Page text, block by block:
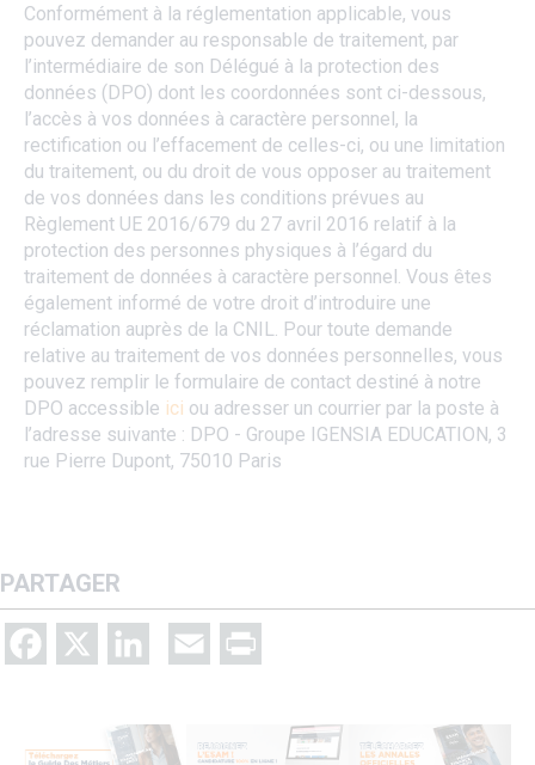
Conformément à la réglementation applicable, vous
pouvez demander au responsable de traitement, par
l’intermédiaire de son Délégué à la protection des
données (DPO) dont les coordonnées sont ci-dessous,
l’accès à vos données à caractère personnel, la
rectification ou l’effacement de celles-ci, ou une limitation
du traitement, ou du droit de vous opposer au traitement
de vos données dans les conditions prévues au
Règlement UE 2016/679 du 27 avril 2016 relatif à la
protection des personnes physiques à l’égard du
traitement de données à caractère personnel. Vous êtes
également informé de votre droit d’introduire une
réclamation auprès de la CNIL. Pour toute demande
relative au traitement de vos données personnelles, vous
pouvez remplir le formulaire de contact destiné à notre
DPO accessible ici ou adresser un courrier par la poste à
l’adresse suivante : DPO - Groupe IGENSIA EDUCATION, 3
rue Pierre Dupont, 75010 Paris
PARTAGER
Facebook LinkedIn Email